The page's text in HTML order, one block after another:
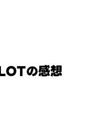
の感想